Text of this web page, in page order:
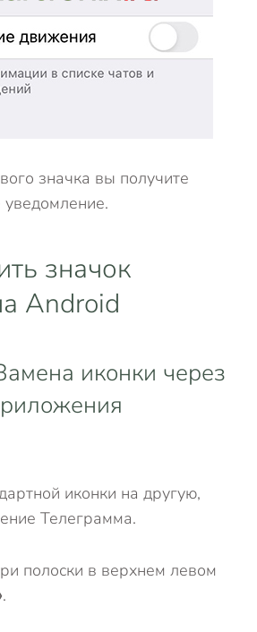
значка вы получите
уведомление.
значок
Android
иконки через
иконки на другую,
Телеграмма.
полоски в верхнем левом
.